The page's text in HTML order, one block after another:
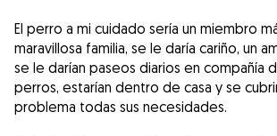
El perro a mi cuidado sería un miembro
maravillosa familia, se le daría cariño, un
se le darían paseos diarios en compañía
perros, estarían dentro de casa y se
problema todas sus necesidades.